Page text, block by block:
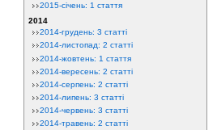
2015-січень: 1 стаття
2014
2014-грудень: 3 статті
2014-листопад: 2 статті
2014-жовтень: 1 стаття
2014-вересень: 2 статті
2014-серпень: 2 статті
2014-липень: 3 статті
2014-червень: 3 статті
2014-травень: 2 статті